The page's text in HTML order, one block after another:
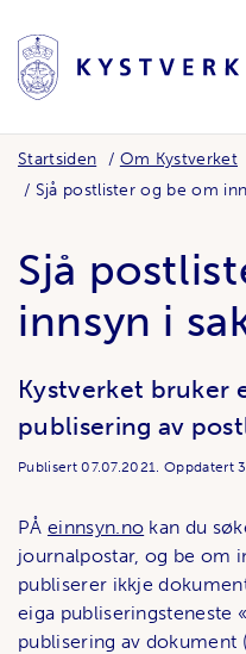
Startsiden
Om Kystverket
Sjå postlister og be om
Sjå
innsyn i
Kystverket bruker
publisering av
Publisert07.07.2021.Oppdatert
PÅ einnsyn.no kan du
journalpostar, og be om
publiserer ikkje
eiga publiseringsteneste
publisering av dokument